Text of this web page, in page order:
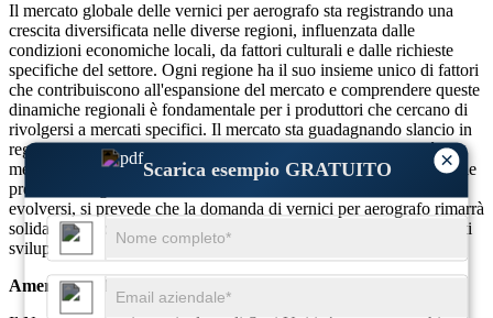
×
Scarica esempio GRATUITO
Il mercato globale delle vernici per aerografo sta registrando una
crescita diversificata nelle diverse regioni, influenzata dalle
condizioni economiche locali, da fattori culturali e dalle richieste
specifiche del settore. Ogni regione ha il suo insieme unico di fattori
che contribuiscono all'espansione del mercato e comprendere queste
dinamiche regionali è fondamentale per i produttori che cercano di
rivolgersi a mercati specifici. Il mercato sta guadagnando slancio in
regioni consolidate come il Nord America e l’Europa, nonché nei
mercati emergenti dell’Asia-Pacifico e del Medio Oriente. Poiché le
preferenze regionali e le tendenze del settore continuano ad
evolversi, si prevede che la domanda di vernici per aerografo rimarrà
solida a livello globale, con un potenziale di crescita sia nei mercati
sviluppati che in quelli in via di sviluppo.
America del Nord